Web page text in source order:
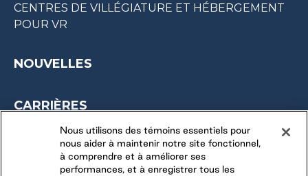
CENTRES DE VILLÉGIATURE ET HÉBERGEMENT
POUR VR
NOUVELLES
CARRIÈRES
OPPORTUNITÉS SAISONNIÈRES
DERNIÈRES OPPORTUNITÉS
Nous utilisons des témoins essentiels pour
nous aider à maintenir notre site fonctionnel,
à comprendre et à améliorer ses
performances, et à enregistrer tous les